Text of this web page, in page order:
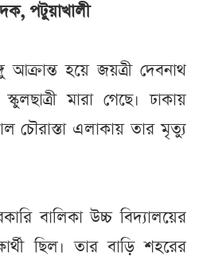
পটুয়াখালী
আক্রান্ত হয়ে জয়ত্রী দেবনাথ
মারা গেছে। ঢাকায়
চৌরাস্তা এলাকায় তার মৃত্যু
বালিকা উচ্চ বিদ্যালয়ের
ছিল। তার বাড়ি শহরের